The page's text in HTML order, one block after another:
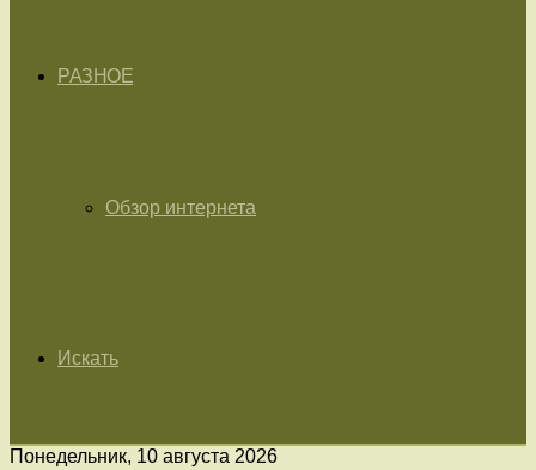
РАЗНОЕ
Обзор интернета
Искать
Понедельник, 10 августа 2026